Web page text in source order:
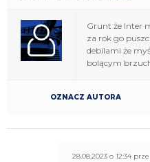
Grunt że Inter
za rok go
debilami że
bolącym
OZNACZ AUTORA
28.08.2023 o 12:34